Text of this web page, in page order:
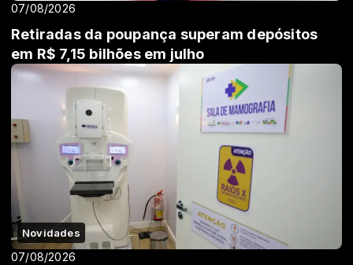
07/08/2026
Retiradas da poupança superam depósitos
em R$ 7,15 bilhões em julho
Novidades
07/08/2026